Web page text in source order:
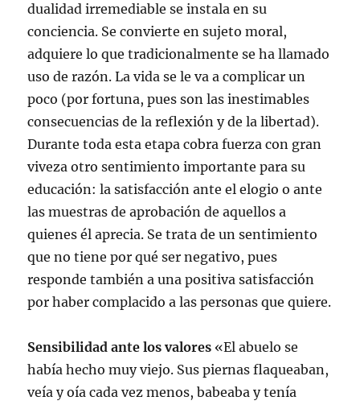
dualidad irremediable se instala en su
conciencia. Se convierte en sujeto moral,
adquiere lo que tradicionalmente se ha llamado
uso de razón. La vida se le va a complicar un
poco (por fortuna, pues son las inestimables
consecuencias de la reflexión y de la libertad).
Durante toda esta etapa cobra fuerza con gran
viveza otro sentimiento importante para su
educación: la satisfacción ante el elogio o ante
las muestras de aprobación de aquellos a
quienes él aprecia. Se trata de un sentimiento
que no tiene por qué ser negativo, pues
responde también a una positiva satisfacción
por haber complacido a las personas que quiere.
Sensibilidad ante los valores «El abuelo se
había hecho muy viejo. Sus piernas flaqueaban,
veía y oía cada vez menos, babeaba y tenía